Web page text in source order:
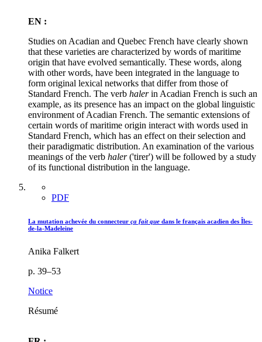
EN :
Studies on Acadian and Quebec French have clearly shown
that these varieties are characterized by words of maritime
origin that have evolved semantically. These words, along
with other words, have been integrated in the language to
form original lexical networks that differ from those of
Standard French. The verb halerin Acadian French is such an
example, as its presence has an impact on the global linguistic
environment of Acadian French. The semantic extensions of
certain words of maritime origin interact with words used in
Standard French, which has an effect on their selection and
their paradigmatic distribution. An examination of the various
meanings of the verb haler('tirer') will be followed by a study
of its functional distribution in the language.
PDF
La mutation achevée du connecteur ça fait que dans le français acadien des Îles-
de-la-Madeleine
Anika Falkert
p. 39–53
Notice
Résumé